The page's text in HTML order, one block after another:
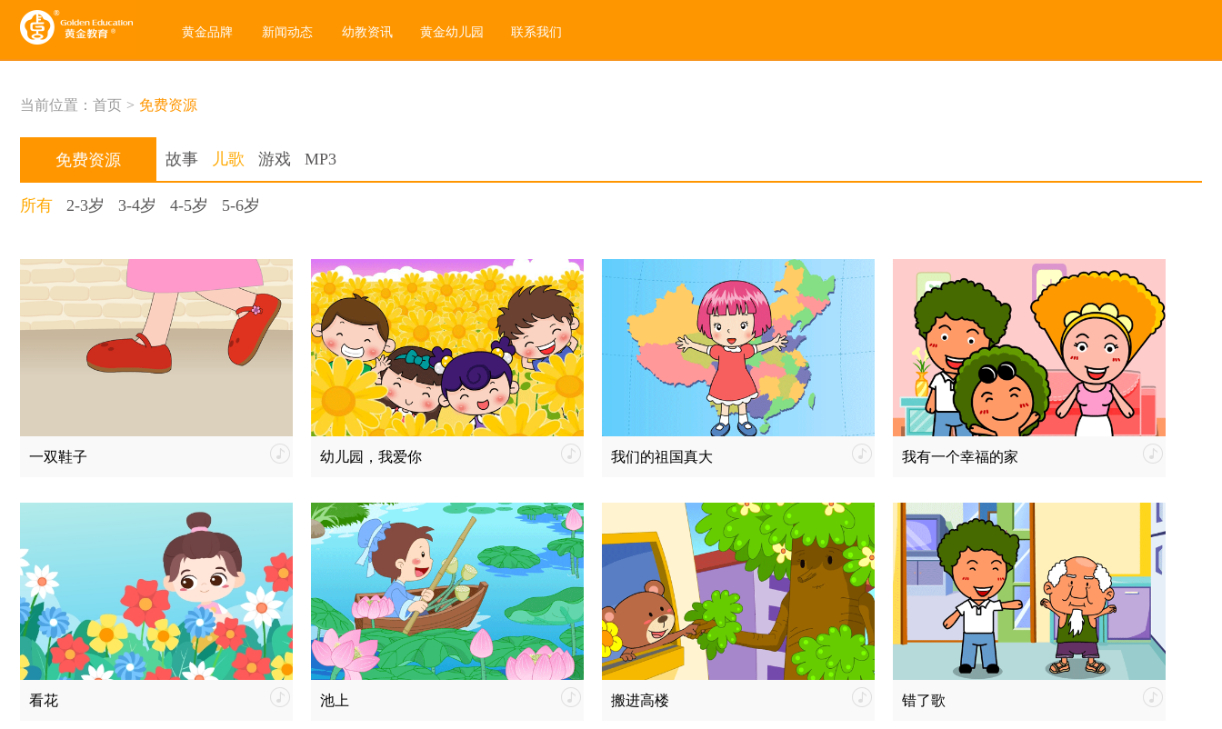
黄金品牌 新闻动态 幼教资讯 黄金幼儿园 联系我们
当前位置： 首页 > 免费资源
免费资源 故事 儿歌 游戏 MP3
所有 2-3岁 3-4岁 4-5岁 5-6岁
一双鞋子 幼儿园，我爱你 我们的祖国真大 我有一个幸福的家
看花 池上 搬进高楼 错了歌